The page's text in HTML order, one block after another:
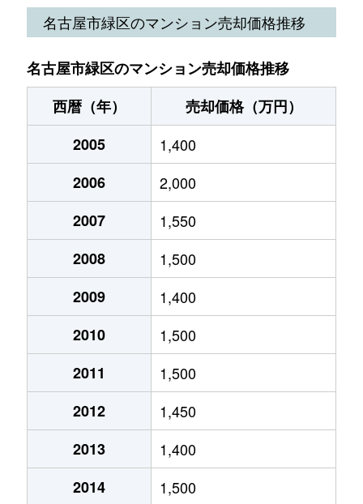
滝ノ水
2,100万円 神沢
滝ノ水
1,500万円 神沢
滝ノ水
2,100万円 神沢
滝ノ水
1,200万円
1,800万円
1,900万円
1,500万円
鳴丘
1,500万円 神沢
鳴丘
1,400万円 神沢
鳴海町
3,600万円 有松
鳴海町
2,500万円 有松
鳴海町
3,100万円 左京山
大高町
2,600万円
南大高
大高町
220万円
南大高
大高町
620万円
南大高
桶狭間
2,800万円
桶狭間神明
2,900万円
桶狭間神明
2,800万円
桶狭間神明
1,300万円
桶狭間神明
2,600万円
桶狭間神明
3,000万円
桶狭間神明
12,000万円
桶狭間巻山
1,200万円
桶狭間南
1,500万円
桶狭間森前
7,700万円
浦里
7,900万円
本星崎
漆山
3,700万円
左京山
大清水
4,000万円
有松
大清水
大清水
3,100万円
大清水
4,900万円
大清水西
4,000万円
大清水東
7,600万円
大高台
4,500万円
大高台
3,800万円
大高町
600万円
名古屋市緑区のマンション売却価格推移
名古屋市緑区のマンション売却価格推移
西暦（年）
売却価格（万円）
2005
1,400
2006
2,000
2007
1,550
2008
1,500
2009
1,400
2010
1,500
2011
1,500
2012
1,450
2013
1,400
2014
1,500